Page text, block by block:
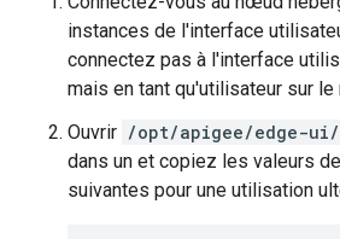
instances de l'interface
connectez pas à l'interface
mais en tant qu'utilisateur sur
Ouvrir /opt/apigee/edge-
dans un et copiez les valeurs
suivantes pour une utilisation